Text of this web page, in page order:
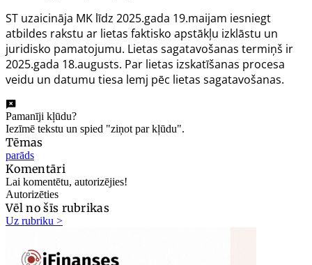
ST uzaicināja MK līdz 2025.gada 19.maijam iesniegt
atbildes rakstu ar lietas faktisko apstākļu izklāstu un
juridisko pamatojumu. Lietas sagatavošanas termiņš ir
2025.gada 18.augusts. Par lietas izskatīšanas procesa
veidu un datumu tiesa lemj pēc lietas sagatavošanas.
Pamanīji kļūdu?
Iezīmē tekstu un spied "ziņot par kļūdu".
Tēmas
parāds
Komentāri
Lai komentētu, autorizējies!
Autorizēties
Vēl no šīs rubrikas
Uz rubriku >